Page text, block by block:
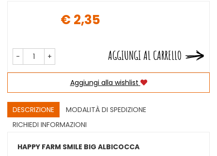
€ 2,35
- + AGGIUNGI AL CARRELLO
Aggiungi alla wishlist
DESCRIZIONE
MODALITÀ DI SPEDIZIONE
RICHIEDI INFORMAZIONI
HAPPY FARM SMILE BIG ALBICOCCA